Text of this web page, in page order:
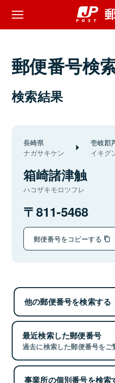
郵便番号検
検索結果
長崎県
ナガサキケン
壱岐郡
イキグ
箱崎諸津触
ハコザキモロツフレ
811-5468
郵便番号をコピーする
他の郵便番号を検索する
最近検索した郵便番号
過去に検索した郵便番号をご
事業所の個別番号を検索